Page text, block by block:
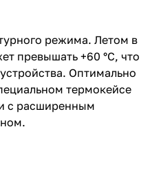
режима. Летом в
превышать +60 °C, что
Оптимально
термокейсе
с расширенным